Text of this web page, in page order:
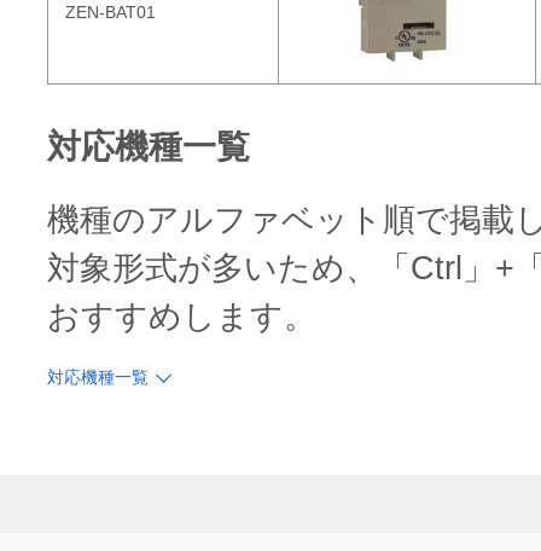
ZEN-BAT01
対応機種一覧
機種のアルファベット順で掲載
対象形式が多いため、「Ctrl」+
おすすめします。
対応機種一覧